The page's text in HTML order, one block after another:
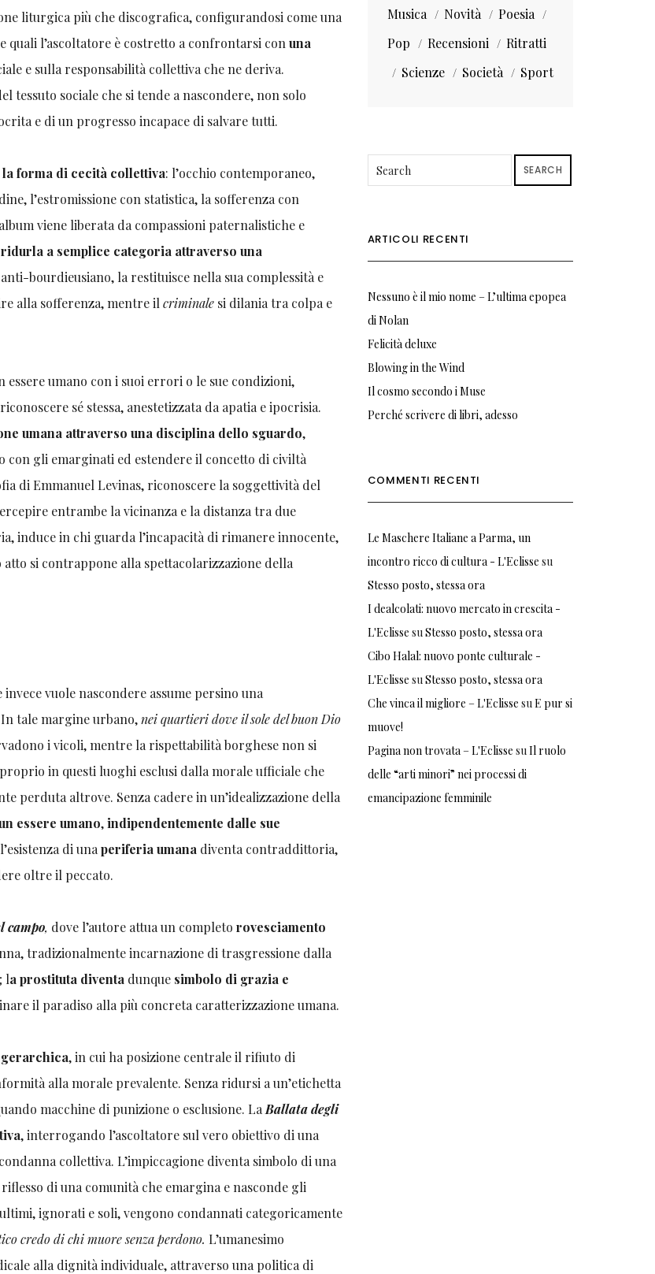
liturgica più che discografica, configurandosi come una
quali l’ascoltatore è costretto a confrontarsi conuna
e sulla responsabilità collettiva che ne deriva.
tessuto sociale che si tende a nascondere, non solo
e di un progresso incapace di salvare tutti.
forma di cecità collettiva: l’occhio contemporaneo,
l’estromissione con statistica, la sofferenza con
viene liberata da compassioni paternalistiche e
a semplice categoria attraverso una
bourdieusiano, la restituisce nella sua complessità e
alla sofferenza, mentre ilcriminale si dilania tra colpa e
umano con i suoi errori o le sue condizioni,
sé stessa, anestetizzata da apatia e ipocrisia.
umana attraverso una disciplina dello sguardo,
con gli emarginati ed estendere il concetto di civiltà
di Emmanuel Levinas, riconoscere la soggettività del
entrambe la vicinanza e la distanza tra due
induce in chi guarda l’incapacità di rimanere innocente,
si contrappone alla spettacolarizzazione della
vuole nascondere assume persino una
In tale margine urbano,nei quartieri dove il sole del buon Dio
i vicoli, mentre la rispettabilità borghese non si
in questi luoghi esclusi dalla morale ufficiale che
perduta altrove. Senza cadere in un’idealizzazione della
essere umano,indipendentemente dalle sue
di unaperiferia umana diventa contraddittoria,
oltre il peccato.
campo, dove l’autore attua un completorovesciamento
tradizionalmente incarnazione di trasgressione dalla
la prostituta diventa dunque simbolo di grazia e
il paradiso alla più concreta caratterizzazione umana.
gerarchica, in cui ha posizione centrale il rifiuto di
alla morale prevalente. Senza ridursi a un’etichetta
macchine di punizione o esclusione. La Ballata degli
, interrogando l’ascoltatore sul vero obiettivo di una
collettiva. L’impiccagione diventa simbolo di una
di una comunità che emargina e nasconde gli
ignorati e soli, vengono condannati categoricamente
credo di chi muore senza perdono. L’umanesimo
alla dignità individuale, attraverso una politica di
Musica
Novità
Poesia
Pop
Recensioni
Ritratti
Scienze
Società Sport
SEARCH
ARTICOLI RECENTI
Nessuno è il mio nome – L’ultima epopea
di Nolan
Felicità deluxe
Blowing in the Wind
Il cosmo secondo i Muse
Perché scrivere di libri, adesso
COMMENTI RECENTI
Le Maschere Italiane a Parma, un
incontro ricco di cultura - L'Eclisse su
Stesso posto, stessa ora
I dealcolati: nuovo mercato in crescita -
L'Eclisse suStesso posto, stessa ora
Cibo Halal: nuovo ponte culturale -
L'Eclisse suStesso posto, stessa ora
Che vinca il migliore – L'Eclisse suE pur si
muove!
Pagina non trovata – L'Eclisse suIl ruolo
delle “arti minori” nei processi di
emancipazione femminile